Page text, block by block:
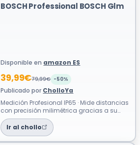
BOSCH Professional BOSCH Glm
Disponible en amazon ES
39,99€79,99€ -50%
Publicado por CholloYa
Medición Profesional IP65 · Mide distancias
con precisión milimétrica gracias a su
láser profesional ideal para refor...
Ir al chollo